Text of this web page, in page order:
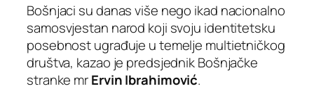
Bošnjaci su danas više nego ikad nacionalno
samosvjestan narod koji svoju identitetsku
posebnost ugrađuje u temelje multietničkog
društva, kazao je predsjednik Bošnjačke
stranke mrErvin Ibrahimović.